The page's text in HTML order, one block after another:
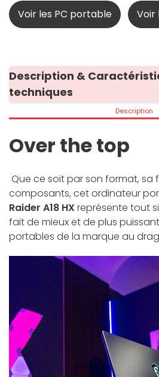
Voir les PC portable Voir
Description &
techniques
Description
Over the top
Que ce soit par son format, sa
composants, cet ordinateur
Raider A18 HX représente tout
fait de mieux et de plus
portables de la marque au